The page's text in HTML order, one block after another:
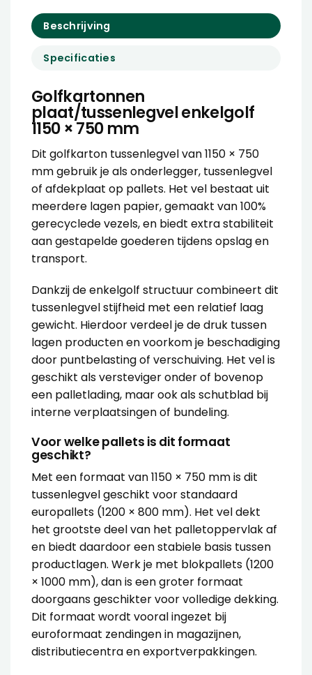
Beschrijving
Specificaties
Golfkartonnen
plaat/tussenlegvel enkelgolf
1150 × 750 mm
Dit golfkarton tussenlegvel van 1150 × 750
mm gebruik je als onderlegger, tussenlegvel
of afdekplaat op pallets. Het vel bestaat uit
meerdere lagen papier, gemaakt van 100%
gerecyclede vezels, en biedt extra stabiliteit
aan gestapelde goederen tijdens opslag en
transport.
Dankzij de enkelgolf structuur combineert dit
tussenlegvel stijfheid met een relatief laag
gewicht. Hierdoor verdeel je de druk tussen
lagen producten en voorkom je beschadiging
door puntbelasting of verschuiving. Het vel is
geschikt als versteviger onder of bovenop
een palletlading, maar ook als schutblad bij
interne verplaatsingen of bundeling.
Voor welke pallets is dit formaat
geschikt?
Met een formaat van 1150 × 750 mm is dit
tussenlegvel geschikt voor standaard
europallets (1200 × 800 mm). Het vel dekt
het grootste deel van het palletoppervlak af
en biedt daardoor een stabiele basis tussen
productlagen. Werk je met blokpallets (1200
× 1000 mm), dan is een groter formaat
doorgaans geschikter voor volledige dekking.
Dit formaat wordt vooral ingezet bij
euroformaat zendingen in magazijnen,
distributiecentra en exportverpakkingen.